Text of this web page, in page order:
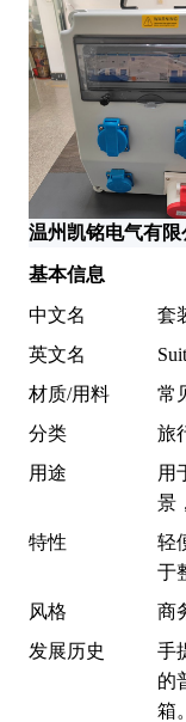
温州凯铭电气有限
基本信息
中文名
套
英文名
材质/用料
常
分类
旅
用途
用
景
特性
轻
于
风格
商
发展历史
手
的
箱。